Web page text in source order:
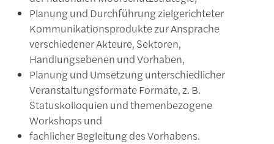
Planung und Durchführung zielgerichteter
Kommunikationsprodukte zur Ansprache
verschiedener Akteure, Sektoren,
Handlungsebenen und Vorhaben,
Planung und Umsetzung unterschiedlicher
Veranstaltungsformate Formate, z. B.
Statuskolloquien und themenbezogene
Workshops und
fachlicher Begleitung des Vorhabens.